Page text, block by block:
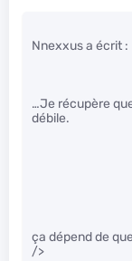
Nnexxus a écrit :
…Je récupère
débile.
ça dépend de
/>